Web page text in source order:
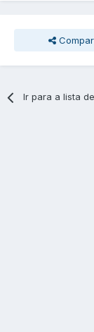
Ir para a lista